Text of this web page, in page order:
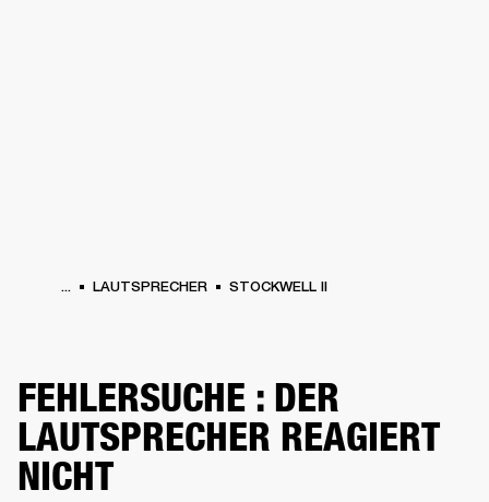
... LAUTSPRECHER STOCKWELL II
FEHLERSUCHE : DER
LAUTSPRECHER REAGIERT
NICHT